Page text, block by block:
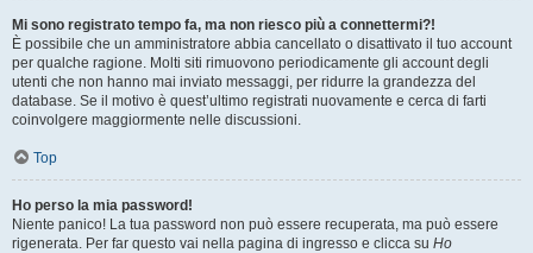
Mi sono registrato tempo fa, ma non riesco più a connettermi?!
È possibile che un amministratore abbia cancellato o disattivato il tuo account
per qualche ragione. Molti siti rimuovono periodicamente gli account degli
utenti che non hanno mai inviato messaggi, per ridurre la grandezza del
database. Se il motivo è quest’ultimo registrati nuovamente e cerca di farti
coinvolgere maggiormente nelle discussioni.
Top
Ho perso la mia password!
Niente panico! La tua password non può essere recuperata, ma può essere
rigenerata. Per far questo vai nella pagina di ingresso e clicca su Ho